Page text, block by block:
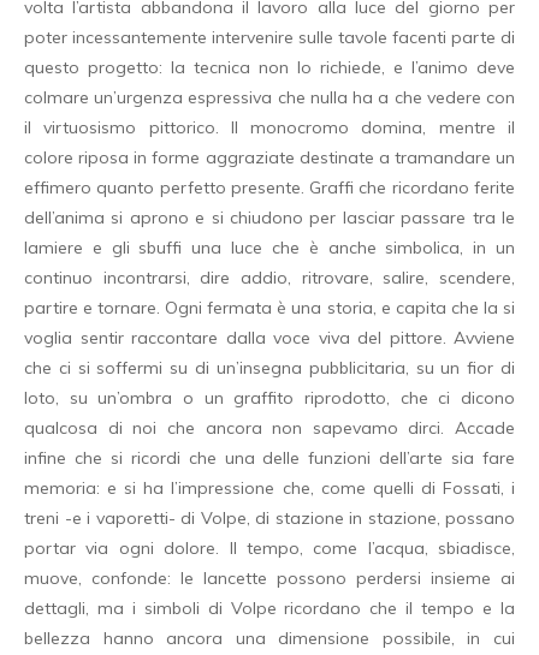
volta l’artista abbandona il lavoro alla luce del giorno per
poter incessantemente intervenire sulle tavole facenti parte di
questo progetto: la tecnica non lo richiede, e l’animo deve
colmare un’urgenza espressiva che nulla ha a che vedere con
il virtuosismo pittorico. Il monocromo domina, mentre il
colore riposa in forme aggraziate destinate a tramandare un
effimero quanto perfetto presente. Graffi che ricordano ferite
dell’anima si aprono e si chiudono per lasciar passare tra le
lamiere e gli sbuffi una luce che è anche simbolica, in un
continuo incontrarsi, dire addio, ritrovare, salire, scendere,
partire e tornare. Ogni fermata è una storia, e capita che la si
voglia sentir raccontare dalla voce viva del pittore. Avviene
che ci si soffermi su di un’insegna pubblicitaria, su un fior di
loto, su un’ombra o un graffito riprodotto, che ci dicono
qualcosa di noi che ancora non sapevamo dirci. Accade
infine che si ricordi che una delle funzioni dell’arte sia fare
memoria: e si ha l’impressione che, come quelli di Fossati, i
treni -e i vaporetti- di Volpe, di stazione in stazione, possano
portar via ogni dolore. Il tempo, come l’acqua, sbiadisce,
muove, confonde: le lancette possono perdersi insieme ai
dettagli, ma i simboli di Volpe ricordano che il tempo e la
bellezza hanno ancora una dimensione possibile, in cui